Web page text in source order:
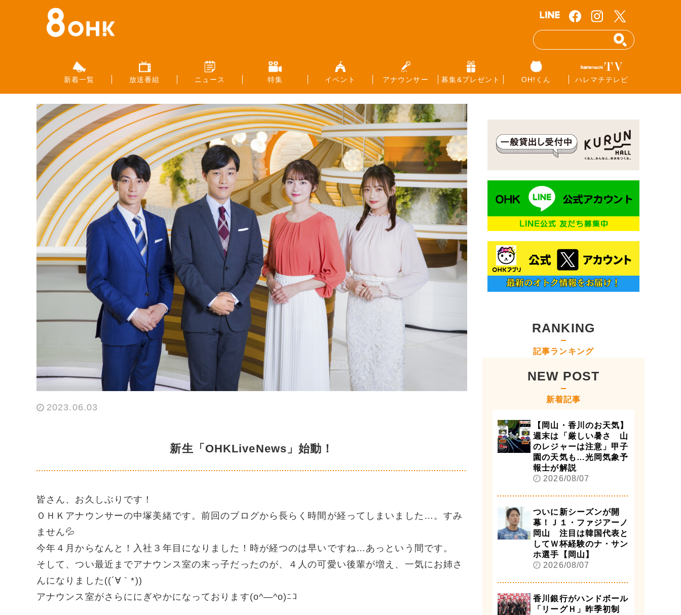
新着一覧 放送番組 ニュース 特集 イベント アナウンサー 募集&プレゼント OH!くん ハレマチテレビ
2023.06.03
新生「OHKLiveNews」始動！
皆さん、お久しぶりです！
ＯＨＫアナウンサーの中塚美緒です。前回のブログから長らく時間が経ってしまいました…。すみ
ません💦
今年４月からなんと！入社３年目になりました！時が経つのは早いですね…あっという間です。
そして、つい最近までアナウンス室の末っ子だったのが、４人の可愛い後輩が増え、一気にお姉さ
んになりました((´∀｀*))
アナウンス室がさらににぎやかになっております(o^―^o)ﾆｺ
RANKING
記事ランキング
NEW POST
新着記事
【岡山・香川のお天気】
週末は「厳しい暑さ 山
のレジャーは注意」甲子
園の天気も…光岡気象予
報士が解説
2026/08/07
ついに新シーズンが開
幕！Ｊ１・ファジアーノ
岡山 注目は韓国代表と
してＷ杯経験のナ・サン
ホ選手【岡山】
2026/08/07
香川銀行がハンドボール
「リーグＨ」昨季初制